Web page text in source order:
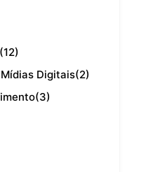
(12)
Digitais(2)
(3)